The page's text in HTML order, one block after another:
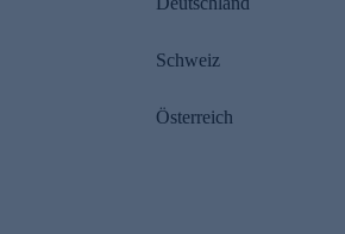
Schweiz
Österreich